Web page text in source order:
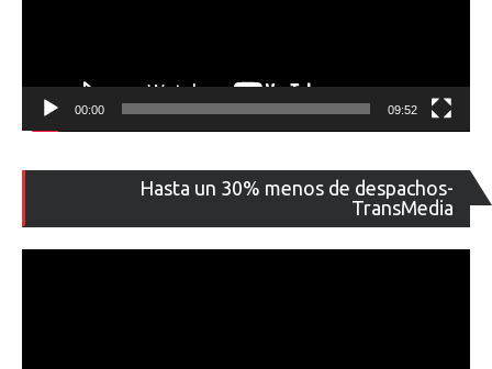
00:00 09:52
Hasta un 30% menos de despachos-
TransMedia
de